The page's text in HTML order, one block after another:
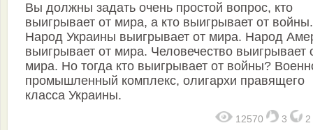
Вы должны задать очень простой вопрос, кто
выигрывает от мира, а кто выигрывает от войны.
Народ Украины выигрывает от мира. Народ
выигрывает от мира. Человечество выигрывает
мира. Но тогда кто выигрывает от войны?
промышленный комплекс, олигархи правящего
класса Украины.
12570 3 2